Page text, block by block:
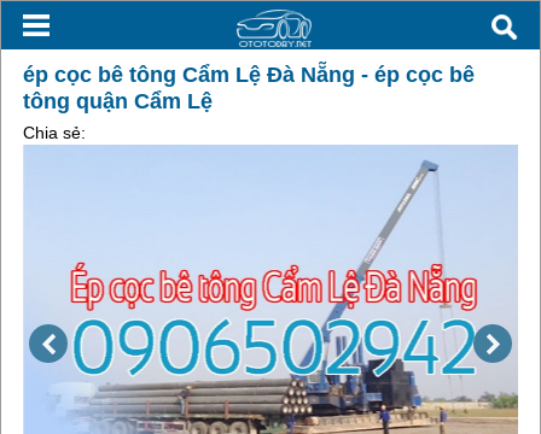
ép cọc bê tông Cẩm Lệ Đà Nẵng - ép cọc bê
tông quận Cẩm Lệ
Chia sẻ: